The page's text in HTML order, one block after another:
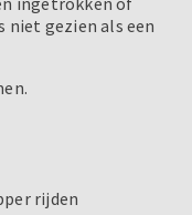
niet gezien als een
rijden